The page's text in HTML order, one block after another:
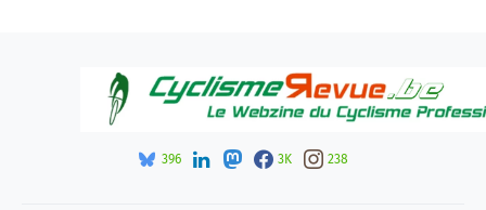
396 3K 238